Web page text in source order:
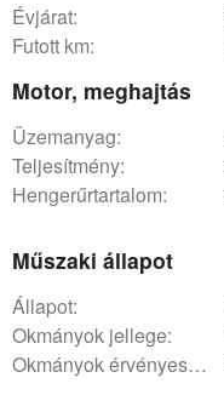
évjárat:
futott km:
Motor, meghajtás
üzemanyag:
teljesítmény:
hengerűrtartalom:
Műszaki állapot
állapot:
okmányok jellege:
okmányok érvényessége: